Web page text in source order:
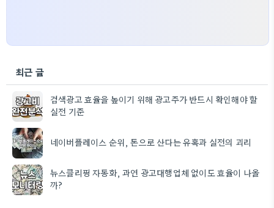
최근 글
검색광고 효율을 높이기 위해 광고주가 반드시 확인해야 할
실전 기준
네이버플레이스 순위, 돈으로 산다는 유혹과 실전의 괴리
뉴스클리핑 자동화, 과연 광고대행업체 없이도 효율이 나올
까?